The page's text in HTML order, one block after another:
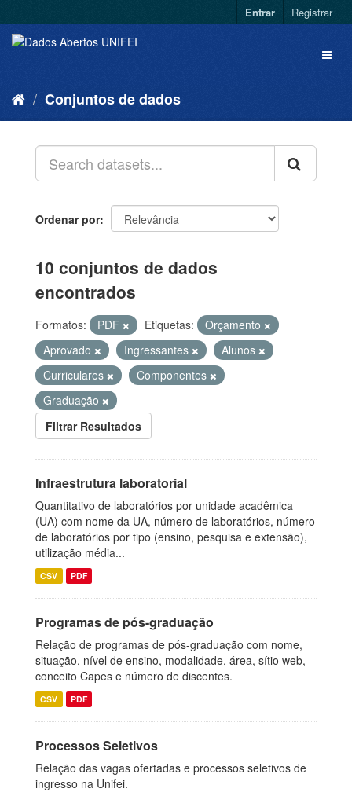
Entrar Registrar
Conjuntos de dados
Ordenar por
10 conjuntos de dados
encontrados
Formatos: PDF Etiquetas:
Orçamento
Aprovado
Ingressantes
Alunos
Curriculares
Componentes
Graduação
Filtrar Resultados
Infraestrutura laboratorial
Quantitativo de laboratórios por unidade acadêmica
(UA) com nome da UA, número de laboratórios, número
de laboratórios por tipo (ensino, pesquisa e extensão),
utilização média...
CSV PDF
Programas de pós-graduação
Relação de programas de pós-graduação com nome,
situação, nível de ensino, modalidade, área, sítio web,
conceito Capes e número de discentes.
CSV PDF
Processos Seletivos
Relação das vagas ofertadas e processos seletivos de
ingresso na Unifei.